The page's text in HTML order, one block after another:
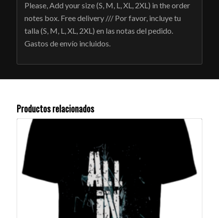
Please, Add your size (S, M, L, XL, 2XL) in the order
notes box. Free delivery /// Por favor, incluye tu
talla (S, M, L, XL, 2XL) en las notas del pedido.
Gastos de envío incluidos.
Productos relacionados